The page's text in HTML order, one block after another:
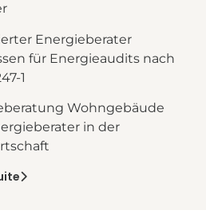
Energieberater
für Energieaudits nach
1
Wohngebäude
in der